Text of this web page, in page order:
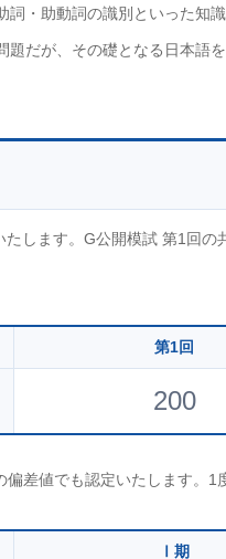
詞・助動詞の識別といった知
題だが、その礎となる日本語
します。G公開模試 第1回
第1回
200
差値でも認定いたします。1
Ⅰ期